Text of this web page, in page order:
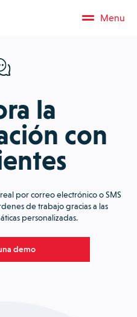
Menu
la
con
por correo electrónico o SMS
de trabajo gracias a las
personalizadas.
demo